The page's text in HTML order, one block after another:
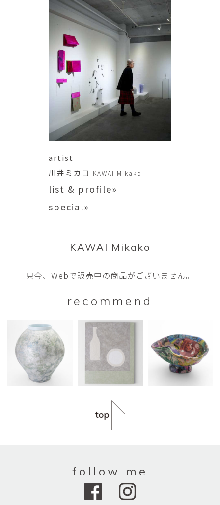
artist
川井ミカコ KAWAI Mikako
list & profile»
special»
KAWAI Mikako
只今、Webで販売中の商品がございません。
recommend
follow me